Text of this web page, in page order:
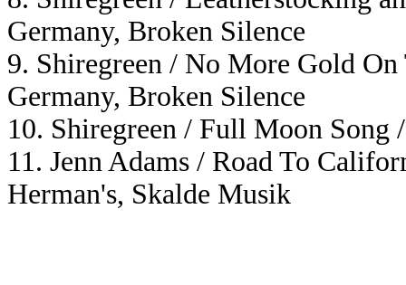
Germany, Broken Silence
9. Shiregreen / No More Gold
Germany, Broken Silence
10. Shiregreen / Full Moon
11. Jenn Adams / Road To
Herman's, Skalde Musik